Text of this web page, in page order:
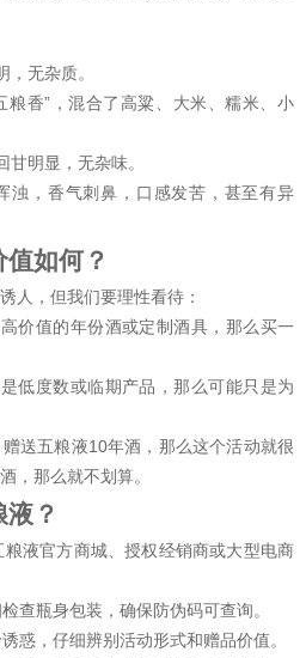
无杂质。
粮香”，混合了高粱、大米、糯米、小
明显，无杂味。
浊，香气刺鼻，口感发苦，甚至有异
如何？
人，但我们要理性看待：
价值的年份酒或定制酒具，那么买一
低度数或临期产品，那么可能只是为
送五粮液10年酒，那么这个活动就很
，那么就不划算。
？
液官方商城、授权经销商或大型电商
查瓶身包装，确保防伪码可查询。
惑，仔细辨别活动形式和赠品价值。